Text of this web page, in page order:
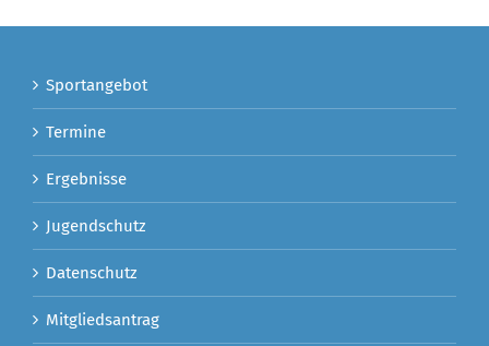
Sportangebot
Termine
Ergebnisse
Jugendschutz
Datenschutz
Mitgliedsantrag